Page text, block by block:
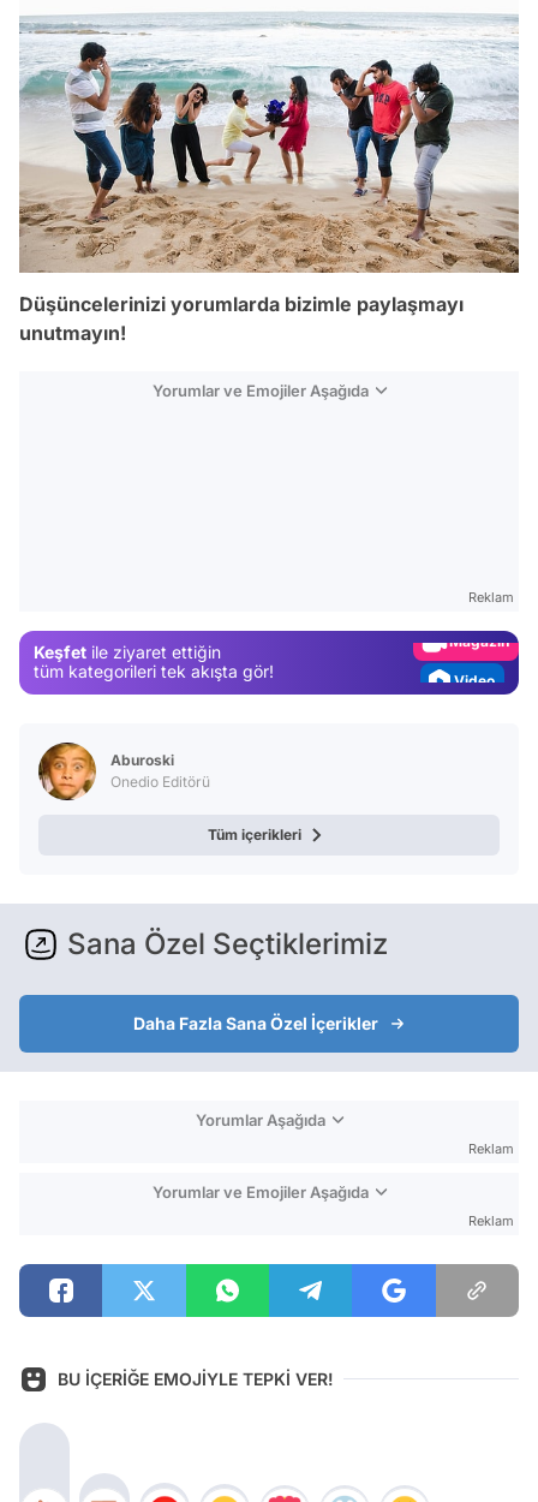
Düşüncelerinizi yorumlarda bizimle paylaşmayı
unutmayın!
Yorumlar ve Emojiler Aşağıda
Reklam
Keşfet ile ziyaret ettiğin
tüm kategorileri tek akışta gör!
Video
Aburoski
Onedio Editörü
Tüm içerikleri
Sana Özel Seçtiklerimiz
Daha Fazla Sana Özel İçerikler
Yorumlar Aşağıda
Reklam
Yorumlar ve Emojiler Aşağıda
Reklam
BU İÇERİĞE EMOJİYLE TEPKİ VER!